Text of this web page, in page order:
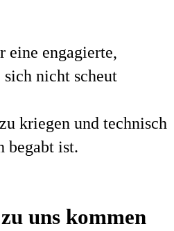
eine engagierte,
nicht scheut
kriegen und technisch
begabt ist.
uns kommen